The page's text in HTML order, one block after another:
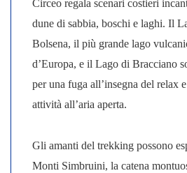
Circeo regala scenari costieri
dune di sabbia, boschi e laghi. Il
Bolsena, il più grande lago
d’Europa, e il Lago di Bracciano
per una fuga all’insegna del relax
attività all’aria aperta.
Gli amanti del trekking possono
Monti Simbruini, la catena